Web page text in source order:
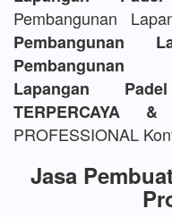
Pembangunan
Pembangunan
Pembangunan
Lapangan Padel
TERPERCAYA &
PROFESSIONAL
Jasa